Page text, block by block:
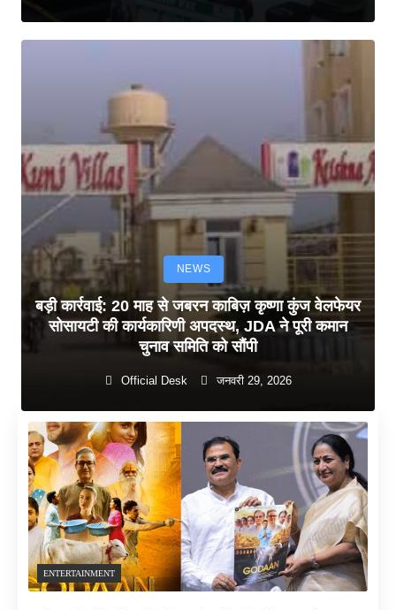
NEWS
बड़ी कार्रवाई: 20 माह से जबरन काबिज़ कृष्णा कुंज वेलफेयर
सोसायटी की कार्यकारिणी अपदस्थ, JDA ने पूरी कमान
चुनाव समिति को सौंपी
Official Desk जनवरी 29, 2026
ENTERTAINMENT